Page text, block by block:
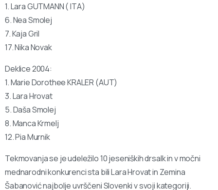
1. Lara GUTMANN ( ITA)
6. Nea Smolej
7. Kaja Gril
17. Nika Novak
Deklice 2004:
1. Marie Dorothee KRALER (AUT)
3. Lara Hrovat
5. Daša Smolej
8. Manca Krmelj
12. Pia Murnik
Tekmovanja se je udeležilo 10 jeseniških drsalk in v močni
mednarodni konkurenci sta bili Lara Hrovat in Zemina
Šabanović najbolje uvrščeni Slovenki v svoji kategoriji.